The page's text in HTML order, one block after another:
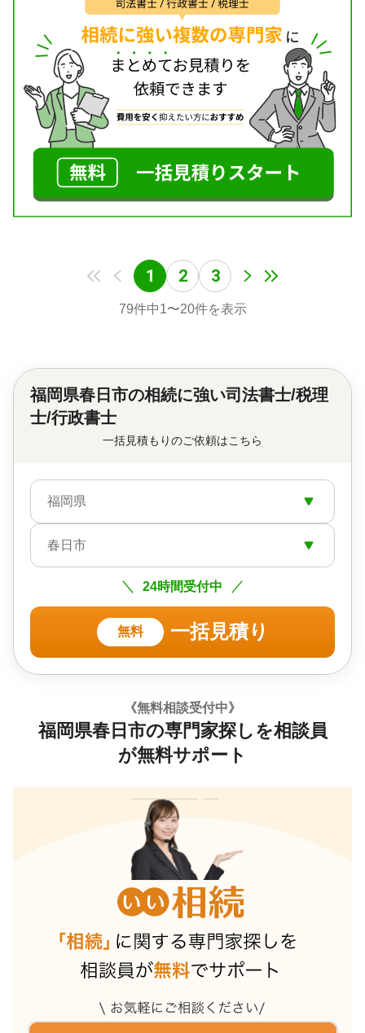
1 2 3
79件中1〜20件を表示
福岡県春日市の相続に強い司法書士/税理
士/行政書士
一括見積もりのご依頼はこちら
福岡県
春日市
24時間受付中
無料 一括見積り
《無料相談受付中》
福岡県春日市の専門家探しを相談員
が無料サポート